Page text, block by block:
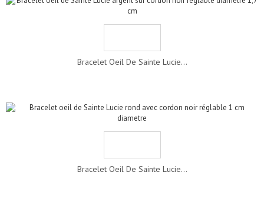
Bracelet Oeil De Sainte Lucie...
Bracelet Oeil De Sainte Lucie...